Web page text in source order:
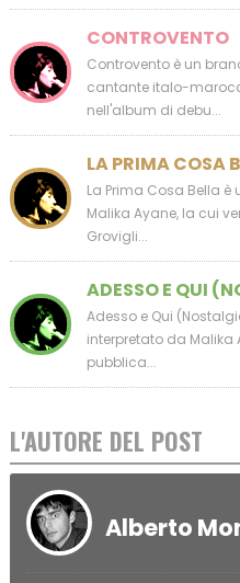
CONTROVENTO
Controvento è un
cantante italo-
nell'album di debu...
LA PRIMA COSA
La Prima Cosa Bella
Malika Ayane, la cui
Grovigli...
ADESSO E QUI
Adesso e Qui
interpretato da Malika
pubblica...
L'AUTORE DEL POST
Alberto